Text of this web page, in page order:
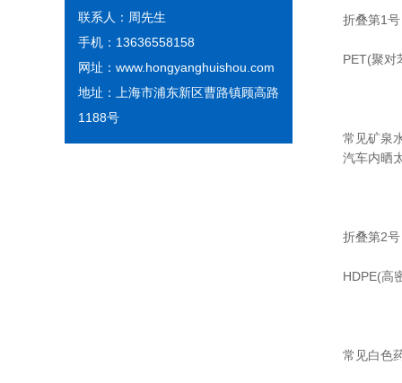
联系人：周先生
手机：13636558158
网址：www.hongyanghuishou.com
地址：上海市浦东新区曹路镇顾高路
1188号
折叠第1号
PET(聚对
常见矿泉
汽车内晒
折叠第2号
HDPE(高
常见白色